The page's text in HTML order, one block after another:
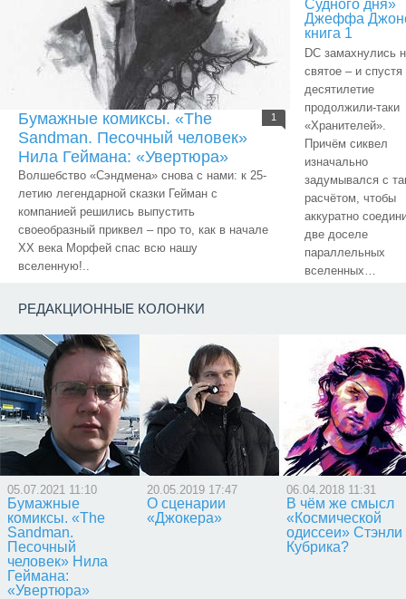
1
Бумажные комиксы. «The
Sandman. Песочный человек»
Нила Геймана: «Увертюра»
Волшебство «Сэндмена» снова с нами: к 25-
летию легендарной сказки Гейман с
компанией решились выпустить
своеобразный приквел – про то, как в начале
ХХ века Морфей спас всю нашу
вселенную!..
Судного дня»
Джеффа
книга 1
DC замахнулись
святое – и спустя
десятилетие
продолжили-таки
«Хранителей».
Причём сиквел
изначально
задумывался с
расчётом, чтобы
аккуратно
две доселе
параллельных
вселенных…
РЕДАКЦИОННЫЕ КОЛОНКИ
05.07.2021 11:10
Бумажные
комиксы. «The
Sandman.
Песочный
человек» Нила
Геймана:
«Увертюра»
20.05.2019 17:47
О сценарии
«Джокера»
06.04.2018 11:31
В чём же смысл
«Космической
одиссеи» Стэнли
Кубрика?